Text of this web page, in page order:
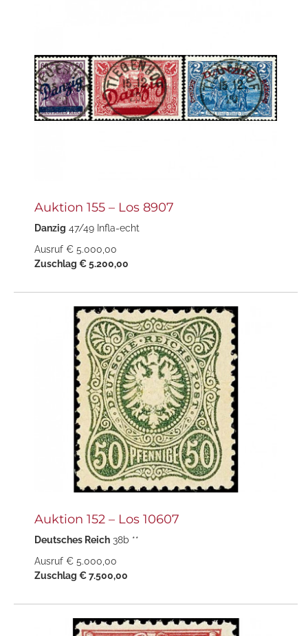
Auktion 155 – Los 8907
Danzig 47/49 Infla-echt
Ausruf € 5.000,00
Zuschlag € 5.200,00
Auktion 152 – Los 10607
Deutsches Reich 38b **
Ausruf € 5.000,00
Zuschlag € 7.500,00